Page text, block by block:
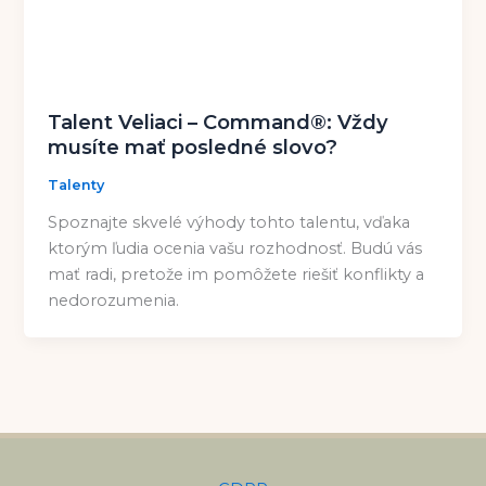
Talent Veliaci – Command®: Vždy
musíte mať posledné slovo?
Talenty
Spoznajte skvelé výhody tohto talentu, vďaka
ktorým ľudia ocenia vašu rozhodnosť. Budú vás
mať radi, pretože im pomôžete riešiť konflikty a
nedorozumenia.